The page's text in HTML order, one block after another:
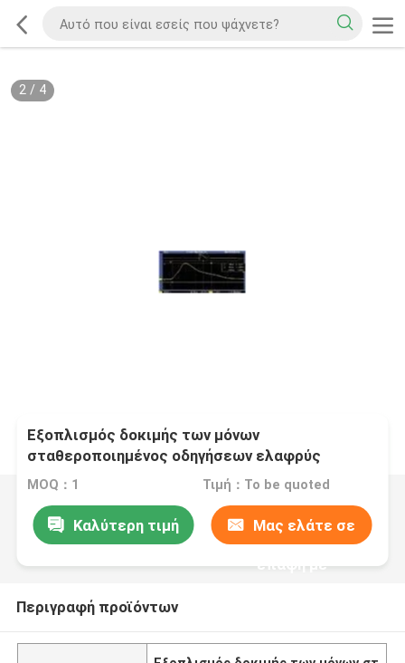
2/ 4
Εξοπλισμός δοκιμής των μόνων
σταθεροποιημένος οδηγήσεων ελαφρύς
MOQ：1 Τιμή：To be quoted
Καλύτερη τιμή Μας ελάτε σε
επαφή με
Περιγραφή προϊόντων